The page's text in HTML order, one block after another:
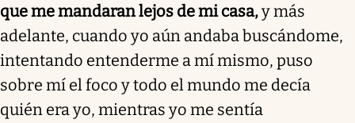
que me mandaran lejos de mi casa,y más
adelante, cuando yo aún andaba buscándome,
intentando entenderme a mí mismo, puso
sobre mí el foco y todo el mundo me decía
quién era yo, mientras yo me sentía